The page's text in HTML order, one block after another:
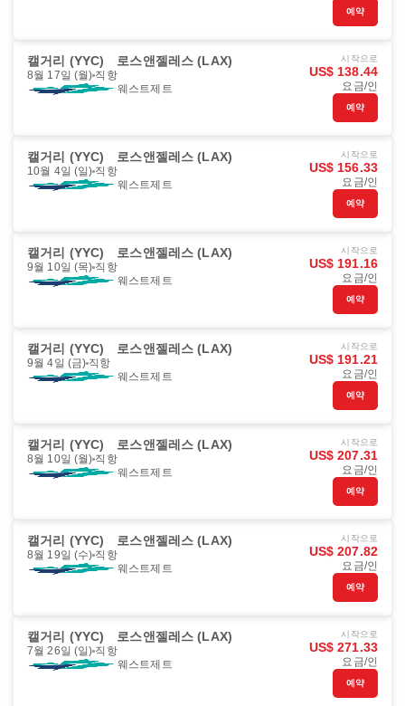
예약
캘거리 (YYC) 로스앤젤레스 (LAX)
8월 17일 (월) 직항
웨스트제트
시작으로
US$ 138.44
요금/인
예약
캘거리 (YYC) 로스앤젤레스 (LAX)
10월 4일 (일) 직항
웨스트제트
시작으로
US$ 156.33
요금/인
예약
캘거리 (YYC) 로스앤젤레스 (LAX)
9월 10일 (목) 직항
웨스트제트
시작으로
US$ 191.16
요금/인
예약
캘거리 (YYC) 로스앤젤레스 (LAX)
9월 4일 (금) 직항
웨스트제트
시작으로
US$ 191.21
요금/인
예약
캘거리 (YYC) 로스앤젤레스 (LAX)
8월 10일 (월) 직항
웨스트제트
시작으로
US$ 207.31
요금/인
예약
캘거리 (YYC) 로스앤젤레스 (LAX)
8월 19일 (수) 직항
웨스트제트
시작으로
US$ 207.82
요금/인
예약
캘거리 (YYC) 로스앤젤레스 (LAX)
7월 26일 (일) 직항
웨스트제트
시작으로
US$ 271.33
요금/인
예약